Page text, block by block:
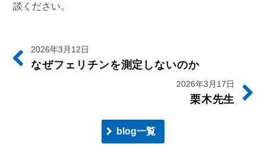
談ください。
2026年3月12日
なぜフェリチンを測定しないのか
2026年3月17日
栗木先生
blog一覧